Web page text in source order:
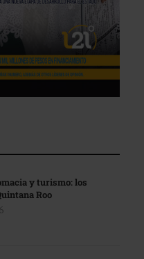
y turismo: los
Roo